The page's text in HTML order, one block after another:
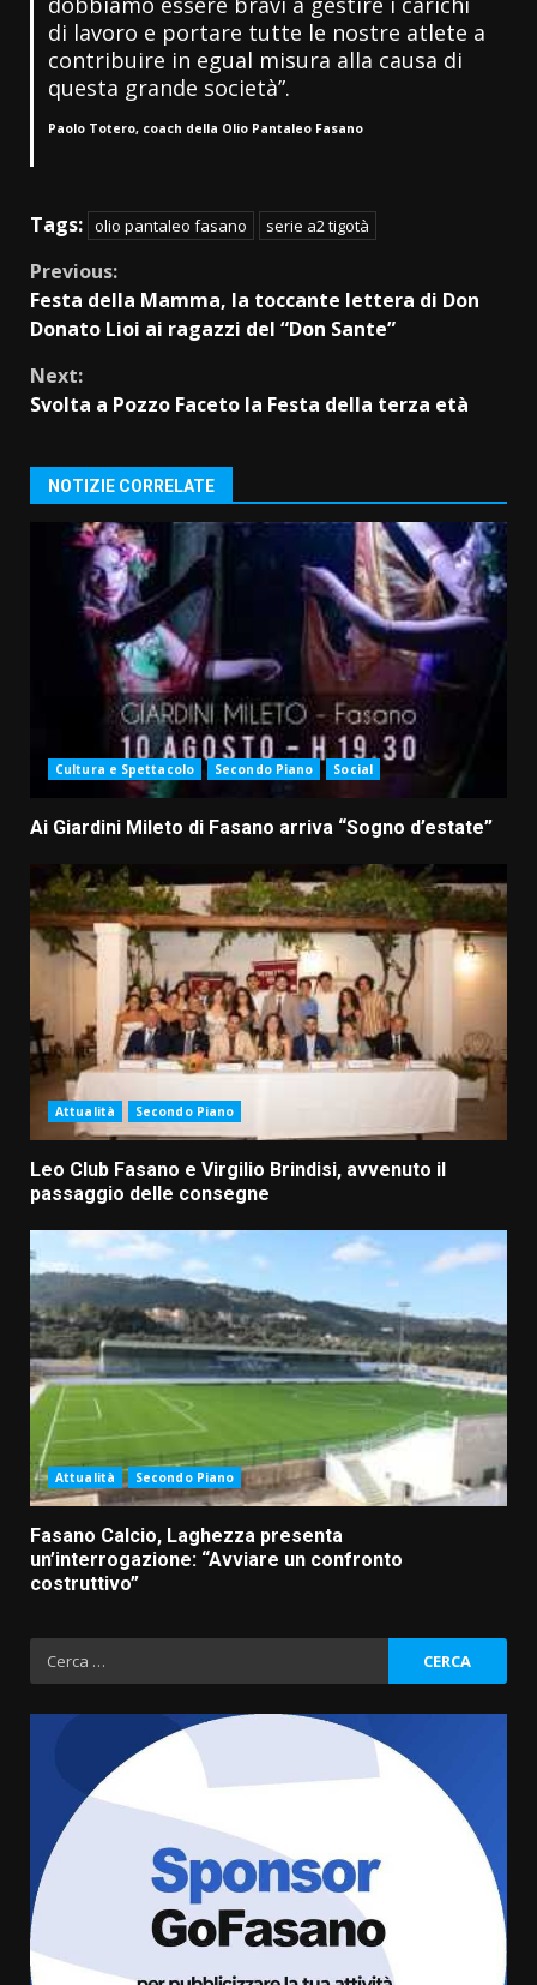
di lavoro e portare tutte le nostre atlete a
contribuire in egual misura alla causa di
questa grande società”.
Paolo Totero, coach della Olio Pantaleo Fasano
Tags: olio pantaleo fasano serie a2 tigotà
Continue
Reading
Previous:
Festa della Mamma, la toccante lettera di Don
Donato Lioi ai ragazzi del “Don Sante”
Next:
Svolta a Pozzo Faceto la Festa della terza età
NOTIZIE CORRELATE
Cultura e Spettacolo Secondo Piano Social
Ai Giardini Mileto di Fasano arriva “Sogno d’estate”
Attualità Secondo Piano
Leo Club Fasano e Virgilio Brindisi, avvenuto il
passaggio delle consegne
Attualità Secondo Piano
Fasano Calcio, Laghezza presenta
un’interrogazione: “Avviare un confronto
costruttivo”
Ricerca
per:
“I Contestatori: Musica di
Rivoluzione”: nuovo
appuntamento con “Fasano in
Banda”